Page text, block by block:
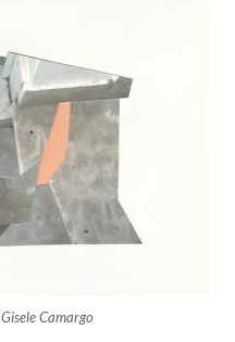
Gisele Camargo